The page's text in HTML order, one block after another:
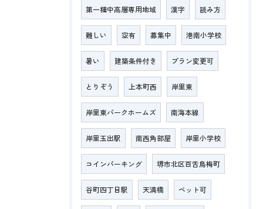
第一種中高層専用地域 漢字 読み方
難しい 空有 募集中 港南小学校
暑い 建築条件付き プラン変更可
とりぞう 上本町西 岸里東
岸里東パークホームズ 南海本線
岸里玉出駅 南西角部屋 岸里小学校
コインパーキング 堺市北区百舌鳥梅町
谷町四丁目駅 天満橋 ペット可